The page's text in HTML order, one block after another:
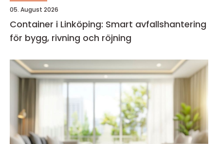
05. August 2026
Container i Linköping: Smart avfallshantering
för bygg, rivning och röjning